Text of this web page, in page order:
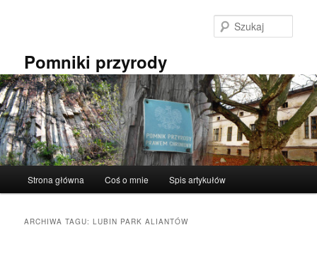
Pomniki przyrody
Strona główna Coś o mnie Spis artykułów
ARCHIWA TAGU:LUBIN PARK ALIANTÓW